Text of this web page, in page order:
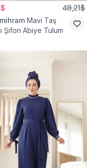
48,21$
Mavi Taş
Şifon Abiye Tulum